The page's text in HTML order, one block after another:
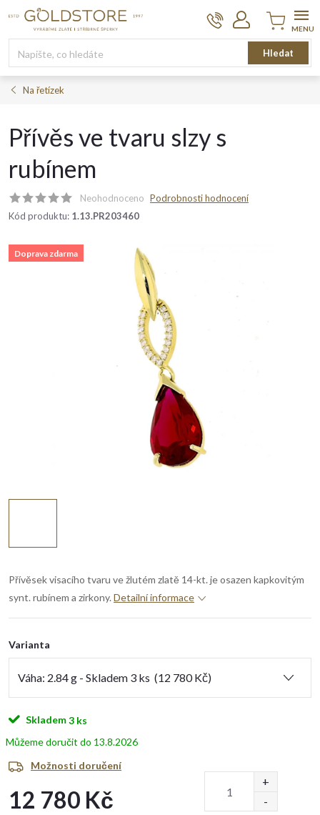
Hledat
Nákupní
košík
Na řetízek
Přívěs ve tvaru slzy s
rubínem
Neohodnoceno Podrobnosti hodnocení
Kód produktu: 1.13.PR203460
Doprava zdarma
Přívěsek visacího tvaru ve žlutém zlatě 14-kt. je osazen kapkovitým
synt. rubínem a zirkony. Detailní informace
Varianta
Skladem3 ks
13.8.2026
Možnosti doručení
12 780 Kč